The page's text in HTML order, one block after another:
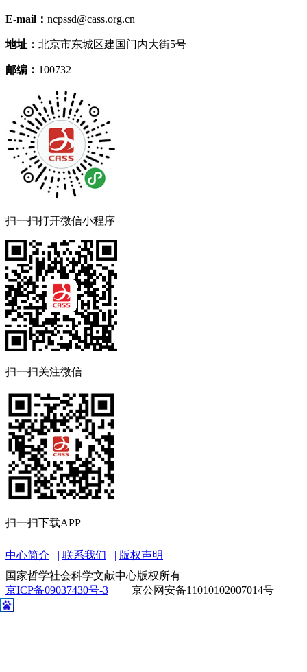
E-mail： ncpssd@cass.org.cn
地址： 北京市东城区建国门内大街5号
邮编： 100732
扫一扫打开微信小程序
扫一扫关注微信
扫一扫下载APP
中心简介 联系我们
版权声明
国家哲学社会科学文献中心版权所有
京ICP备09037430号-3
京公网安备11010102007014号